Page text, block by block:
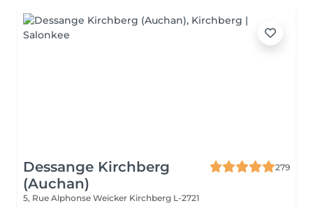
Dessange Kirchberg
(Auchan)
279
5, Rue Alphonse Weicker Kirchberg L-2721